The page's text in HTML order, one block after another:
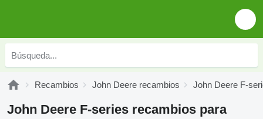
Recambios John Deere recambios John Deere F-
John Deere F-series recambios para